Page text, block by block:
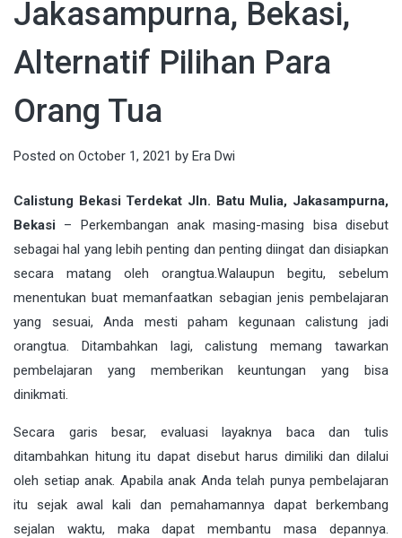
Jakasampurna, Bekasi,
Alternatif Pilihan Para
Orang Tua
Posted on October 1, 2021 by Era Dwi
Calistung Bekasi Terdekat Jln. Batu Mulia, Jakasampurna,
Bekasi
– Perkembangan anak masing-masing bisa disebut
sebagai hal yang lebih penting dan penting diingat dan disiapkan
secara matang oleh orangtua.Walaupun begitu, sebelum
menentukan buat memanfaatkan sebagian jenis pembelajaran
yang sesuai, Anda mesti paham kegunaan calistung jadi
orangtua. Ditambahkan lagi, calistung memang tawarkan
pembelajaran yang memberikan keuntungan yang bisa
dinikmati.
Secara garis besar, evaluasi layaknya baca dan tulis
ditambahkan hitung itu dapat disebut harus dimiliki dan dilalui
oleh setiap anak. Apabila anak Anda telah punya pembelajaran
itu sejak awal kali dan pemahamannya dapat berkembang
sejalan waktu, maka dapat membantu masa depannya.